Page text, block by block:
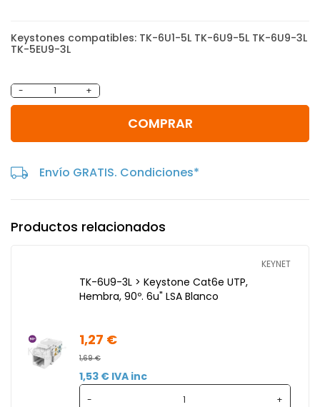
Keystones compatibles: TK-6U1-5L TK-6U9-5L TK-6U9-3L
TK-5EU9-3L
- +
COMPRAR
Envío GRATIS. Condiciones*
Productos relacionados
KEYNET
TK-6U9-3L > Keystone Cat6e UTP,
Hembra, 90º. 6u" LSA Blanco
1,27 €
1,69 €
1,53 € IVA inc
- +